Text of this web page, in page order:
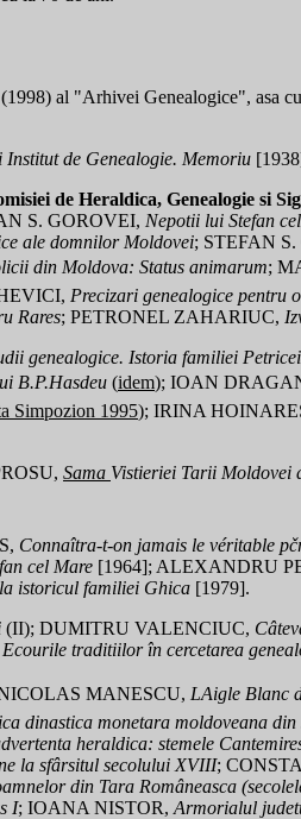
al "Arhivei Genealogice", asa
Institut de Genealogie. Memoriu
de Heraldica, Genealogie si
S. GOROVEI, Nepotii lui Stefan
ale domnilor Moldovei; STEFAN
din Moldova: Status animarum;
Precizari genealogice pentru
Rares; PETRONEL ZAHARIUC,
genealogice. Istoria familiei
B.P.Hasdeu (idem); IOAN
Simpozion 1995); IRINA
Sama Vistieriei Tarii Moldovei
Connaîtra-t-on jamais le véritable
cel Mare [1964]; ALEXANDRU
istoricul familiei Ghica [1979].
(II); DUMITRU VALENCIUC,
Ecourile traditiilor în cercetarea
MANESCU, LAigle Blanc
dinastica monetara moldoveana
heraldica: stemele
la sfârsitul secolului XVIII;
din Tara Româneasca
I; IOANA NISTOR, Armorialul